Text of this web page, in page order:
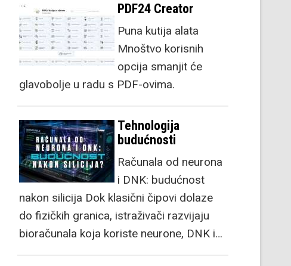
PDF24 Creator
Puna kutija alata
Mnoštvo korisnih
opcija smanjit će
glavobolje u radu s PDF-ovima.
Tehnologija
budućnosti
Računala od neurona
i DNK: budućnost
nakon silicija Dok klasični čipovi dolaze
do fizičkih granica, istraživači razvijaju
bioračunala koja koriste neurone, DNK i…